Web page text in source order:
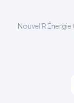
Nouvel'R